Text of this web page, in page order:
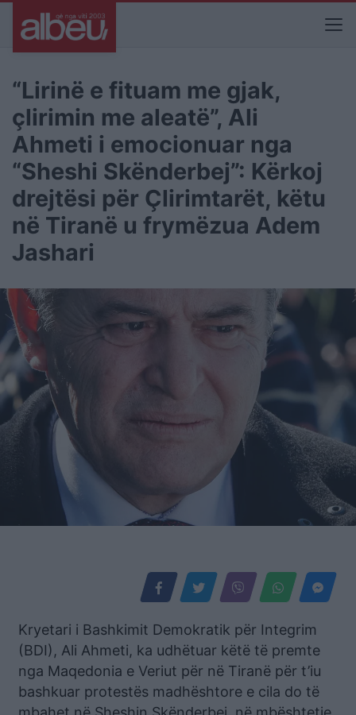
“Lirinë e fituam me gjak,
çlirimin me aleatë”, Ali
Ahmeti i emocionuar nga
“Sheshi Skënderbej”: Kërkoj
drejtësi për Çlirimtarët, këtu
në Tiranë u frymëzua Adem
Jashari
Kryetari i Bashkimit Demokratik për Integrim
(BDI), Ali Ahmeti, ka udhëtuar këtë të premte
nga Maqedonia e Veriut për në Tiranë për t’iu
bashkuar protestës madhështore e cila do të